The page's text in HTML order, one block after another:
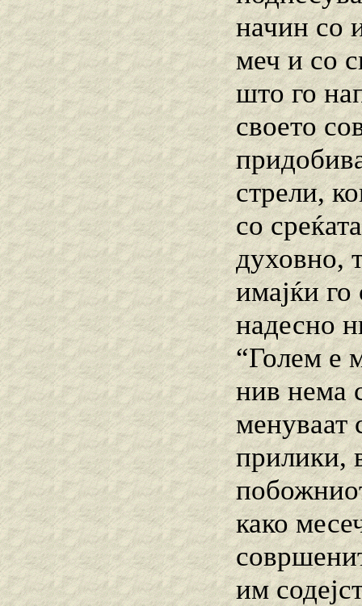
начин со
меч и со
што го
своето
стрели,
со
духовно,
имајќи го
надесно
“Голем е
нив нема
менуваат
прилики,
како
им